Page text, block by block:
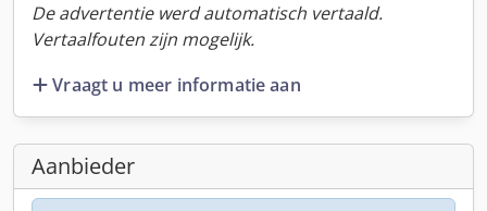
De advertentie werd automatisch vertaald.
Vertaalfouten zijn mogelijk.
Vraagt u meer informatie aan
Aanbieder